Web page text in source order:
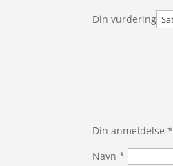
Din vurdering
Din anmeldelse*
Navn*